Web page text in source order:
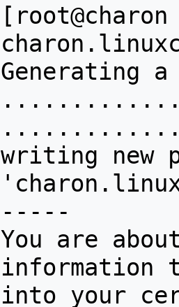
Generating
writing new
-----
You are
information
into your